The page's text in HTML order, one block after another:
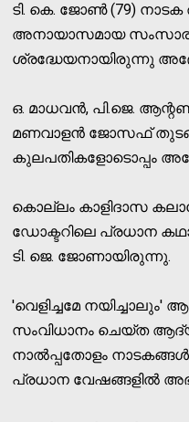
ടി. കെ. ജോണ്‍ (79)
അനായാസമായ
ശ്രദ്ധേയനായിരുന്നു
ഒ. മാധവന്‍, പി.ജെ.
മണവാളന്‍ ജോസഫ്
കുലപതികളോടൊപ്പം
കൊല്ലം കാളിദാസ
ഡോക്ടറിലെ പ്രധാന
ടി. ജെ. ജോണായിരുന്നു.
'വെളിച്ചമേ
സംവിധാനം ചെയ്ത ആദ്യ
നാല്‍പ്പതോളം
പ്രധാന വേഷങ്ങളില്‍